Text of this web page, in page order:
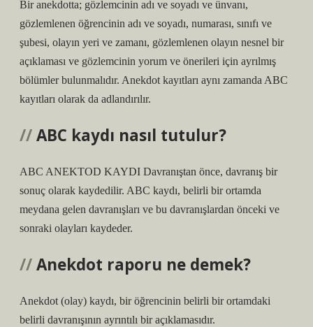
Bir anekdotta; gözlemcinin adı ve soyadı ve ünvanı,
gözlemlenen öğrencinin adı ve soyadı, numarası, sınıfı ve
şubesi, olayın yeri ve zamanı, gözlemlenen olayın nesnel bir
açıklaması ve gözlemcinin yorum ve önerileri için ayrılmış
bölümler bulunmalıdır. Anekdot kayıtları aynı zamanda ABC
kayıtları olarak da adlandırılır.
ABC kaydı nasıl tutulur?
ABC ANEKTOD KAYDI Davranıştan önce, davranış bir
sonuç olarak kaydedilir. ABC kaydı, belirli bir ortamda
meydana gelen davranışları ve bu davranışlardan önceki ve
sonraki olayları kaydeder.
Anekdot raporu ne demek?
Anekdot (olay) kaydı, bir öğrencinin belirli bir ortamdaki
belirli davranışının ayrıntılı bir açıklamasıdır.